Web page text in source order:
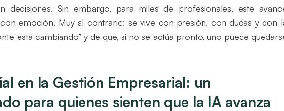
decisiones. Sin embargo, para miles de profesionales, este
emoción. Muy al contrario: se vive con presión, con dudas y con
está cambiando” y de que, si no se actúa pronto, uno puede
en la Gestión Empresarial: un
para quienes sienten que la IA avanza